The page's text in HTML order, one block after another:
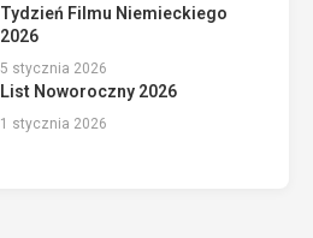
Tydzień Filmu Niemieckiego
2026
5 stycznia 2026
List Noworoczny 2026
1 stycznia 2026